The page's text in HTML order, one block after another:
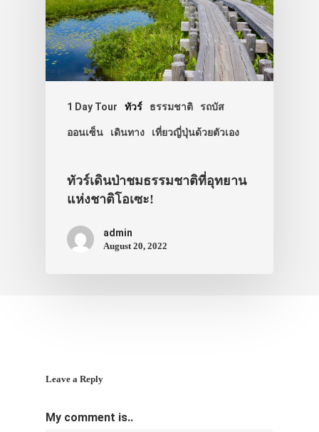
1 Day Tour ทัวร์ ธรรมชาติ รถบัส
ออนเซ็น เดินทาง เที่ยวญี่ปุ่นด้วยตัวเอง
ทัวร์เดินป่าชมธรรมชาติที่อุทยาน
แห่งชาติโอเซะ!
admin
August 20, 2022
Leave a Reply
My comment is..